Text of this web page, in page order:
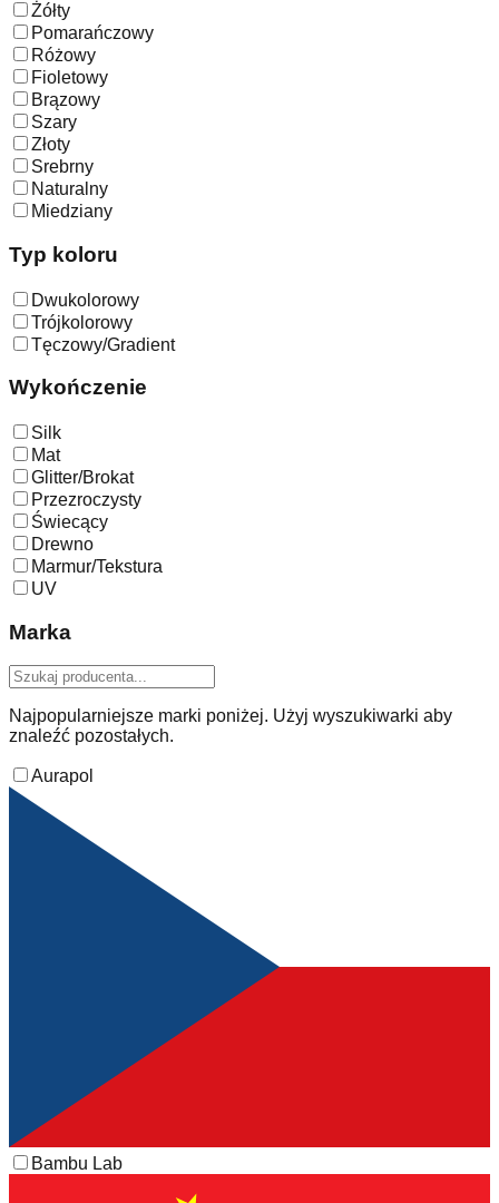
Żółty
Pomarańczowy
Różowy
Fioletowy
Brązowy
Szary
Złoty
Srebrny
Naturalny
Miedziany
Typ koloru
Dwukolorowy
Trójkolorowy
Tęczowy/Gradient
Wykończenie
Silk
Mat
Glitter/Brokat
Przezroczysty
Świecący
Drewno
Marmur/Tekstura
UV
Marka
Najpopularniejsze marki poniżej. Użyj wyszukiwarki aby
znaleźć pozostałych.
Aurapol
Bambu Lab